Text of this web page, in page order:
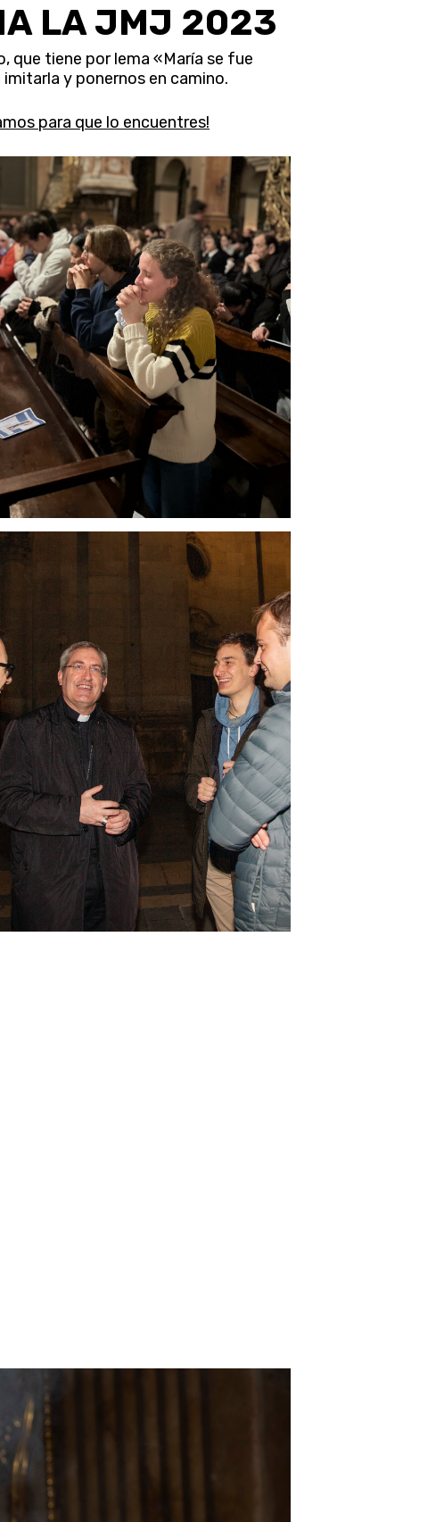
LA JMJ 2023
que tiene por lema «María se fue
y ponernos en camino.
para que lo encuentres!